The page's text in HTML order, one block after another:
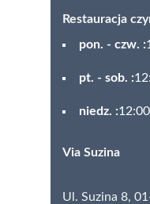
Restauracja
pon. - czw. :
pt. - sob. :
niedz. :
Via Suzina
Ul. Suzina 8,